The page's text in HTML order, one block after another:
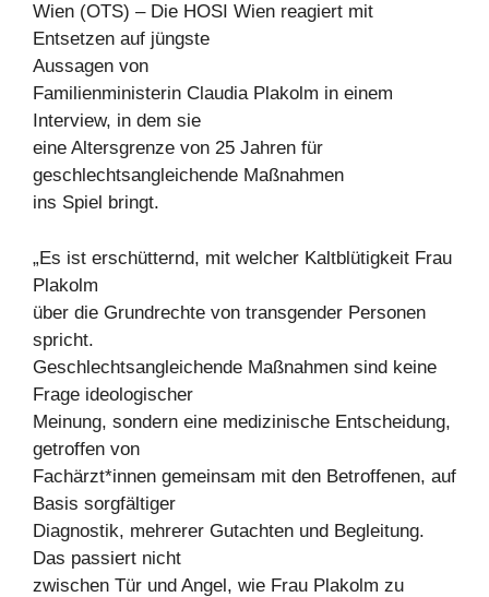
Wien (OTS) – Die HOSI Wien reagiert mit
Entsetzen auf jüngste
Aussagen von
Familienministerin Claudia Plakolm in einem
Interview, in dem sie
eine Altersgrenze von 25 Jahren für
geschlechtsangleichende Maßnahmen
ins Spiel bringt.
„Es ist erschütternd, mit welcher Kaltblütigkeit Frau
Plakolm
über die Grundrechte von transgender Personen
spricht.
Geschlechtsangleichende Maßnahmen sind keine
Frage ideologischer
Meinung, sondern eine medizinische Entscheidung,
getroffen von
Fachärzt*innen gemeinsam mit den Betroffenen, auf
Basis sorgfältiger
Diagnostik, mehrerer Gutachten und Begleitung.
Das passiert nicht
zwischen Tür und Angel, wie Frau Plakolm zu